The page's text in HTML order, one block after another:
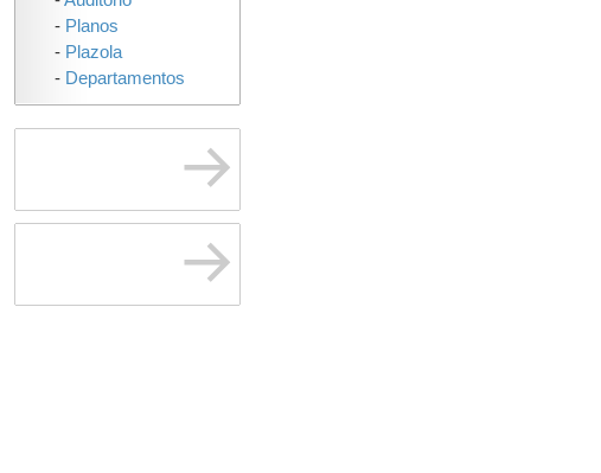
- Planos
- Plazola
- Departamentos